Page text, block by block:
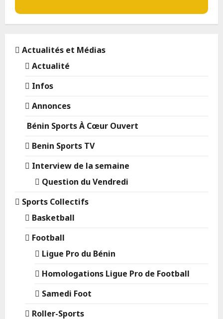
Actualités et Médias
Actualité
Infos
Annonces
Bénin Sports À Cœur Ouvert
Benin Sports TV
Interview de la semaine
Question du Vendredi
Sports Collectifs
Basketball
Football
Ligue Pro du Bénin
Homologations Ligue Pro de Football
Samedi Foot
Roller-Sports